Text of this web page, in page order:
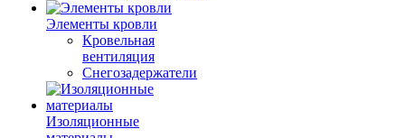
Элементы кровли
Кровельная
вентиляция
Снегозадержатели
Изоляционные